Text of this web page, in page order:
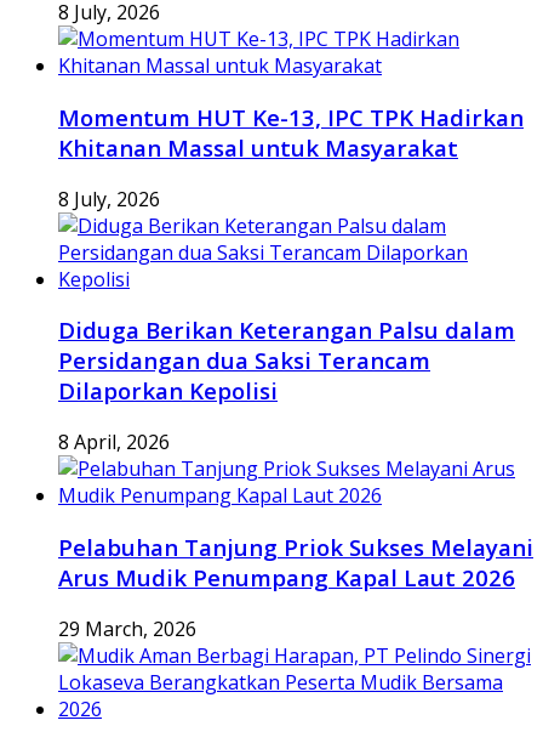
8 July, 2026
Momentum HUT Ke-13, IPC TPK Hadirkan
Khitanan Massal untuk Masyarakat
8 July, 2026
Diduga Berikan Keterangan Palsu dalam
Persidangan dua Saksi Terancam
Dilaporkan Kepolisi
8 April, 2026
Pelabuhan Tanjung Priok Sukses Melayani
Arus Mudik Penumpang Kapal Laut 2026
29 March, 2026